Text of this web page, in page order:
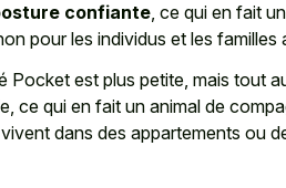
confiante, ce qui en fait
pour les individus et les familles
Pocket est plus petite, mais tout
ce qui en fait un animal de
dans des appartements ou